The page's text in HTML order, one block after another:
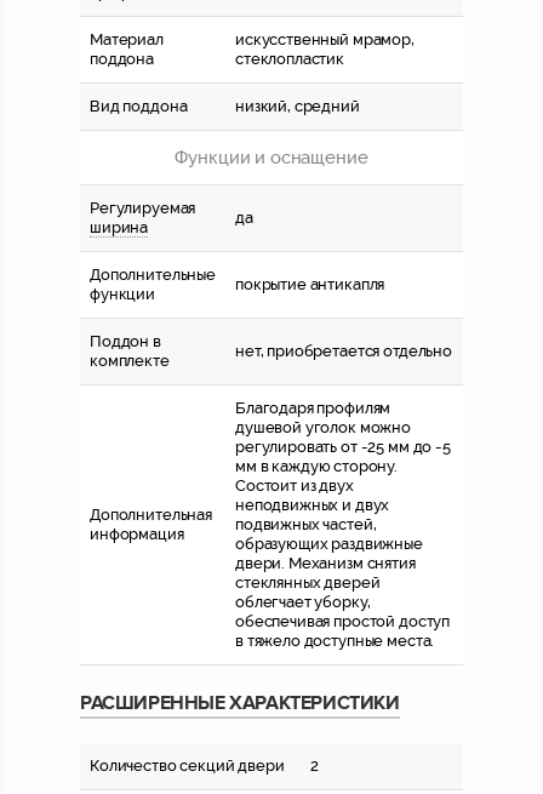
Материал
поддона
искусственный мрамор,
стеклопластик
Вид поддона низкий, средний
Функции и оснащение
Регулируемая
ширина
да
Дополнительные
функции
покрытие антикапля
Поддон в
комплекте
нет, приобретается отдельно
Дополнительная
информация
Благодаря профилям
душевой уголок можно
регулировать от -25 мм до -5
мм в каждую сторону.
Состоит из двух
неподвижных и двух
подвижных частей,
образующих раздвижные
двери. Механизм снятия
стеклянных дверей
облегчает уборку,
обеспечивая простой доступ
в тяжело доступные места.
РАСШИРЕННЫЕ ХАРАКТЕРИСТИКИ
Количество секций двери 2